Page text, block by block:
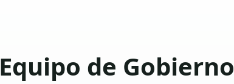
Equipo de Gobierno